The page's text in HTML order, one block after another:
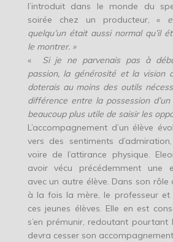
l’introduit dans le monde du
soirée chez un producteur, «
quelqu’un était aussi normal qu’il
le montrer. »
«
Si je ne parvenais pas à
passion, la générosité et la vision
doterais au moins des outils
différence entre la possession
beaucoup plus utile de saisir les
L’accompagnement d’un élève
vers des sentiments
voire de l’attirance physique.
avoir vécu précédemment une
avec un autre élève. Dans son
à la fois la mère, le professeur
ces jeunes élèves. Elle en est
s’en prémunir, redoutant
devra cesser son